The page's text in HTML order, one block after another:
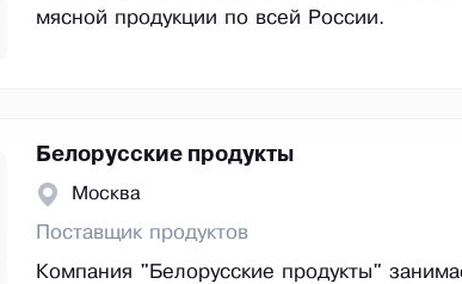
мясной продукции по всей России.
Белорусские продукты
Москва
Поставщик продуктов
Компания "Белорусские продукты"